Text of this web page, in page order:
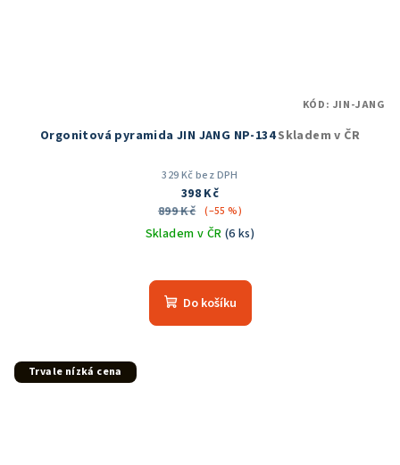
Orgonitová pyramida JIN JANG NP-134Skladem v ČR
329 Kč bez DPH
398 Kč
899 Kč (–55 %)
Skladem v ČR (6 ks)
hodnocení
produktu
Do košíku
KÓD: JIN-JANG
Trvale nízká cena